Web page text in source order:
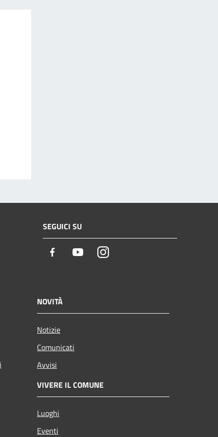
SEGUICI SU
Facebook YoutubeInstagram
NOVITÀ
Notizie
Comunicati
Avvisi
VIVERE IL COMUNE
Luoghi
Eventi